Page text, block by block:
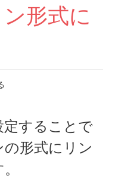
形式に
することで
形式にリン